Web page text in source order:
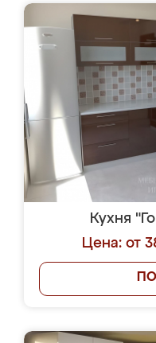
Кухня
Цена: от